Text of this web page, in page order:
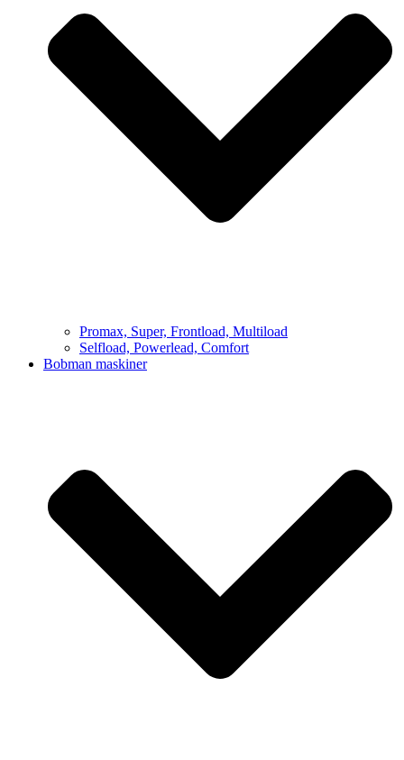
Promax, Super, Frontload, Multiload
Selfload, Powerlead, Comfort
Bobman maskiner